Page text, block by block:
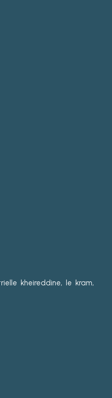
kheireddine, le kram,